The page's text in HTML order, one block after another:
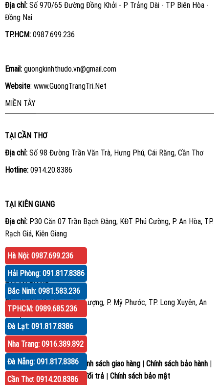
Địa chỉ:Số 970/65 Đường Đồng Khởi - P Trảng Dài - TP Biên Hòa -
Đồng Nai
TP.HCM: 0987.699.236
Email:guongkinhthudo.vn@gmail.com
Website: www.GuongTrangTri.Net
MIỀN TÂY
TẠI CẦN THƠ
Địa chỉ:Số 98 Đường Trần Văn Trà, Hưng Phú, Cái Răng, Cần Thơ
Hotline: 0914.20.8386
TẠI KIÊN GIANG
Địa chỉ:P30 Căn 07 Trần Bạch Đằng, KĐT Phú Cường, P. An Hòa, TP.
Rạch Giá, Kiên Giang
Hotline: 0914.20.8386
TẠI AN GIANG
Địa chỉ:Số 417 Phạm Cự Lượng, P. Mỹ Phước, TP. Long Xuyên, An
Giang
Hotline: 0914.20.8386
Hướng dẫn mua hàng|Chính sách giao hàng | Chính sách bảo hành |
Chính sách đổi trả| Chính sách bảo mật
Hà Nội: 0987.699.236
Hải Phòng: 091.817.8386
Bắc Ninh: 0981.583.236
TPHCM: 0989.685.236
Đà Lạt: 091.817.8386
Nha Trang: 0916.389.892
Đà Nẵng: 091.817.8386
Cần Thơ: 0914.20.8386